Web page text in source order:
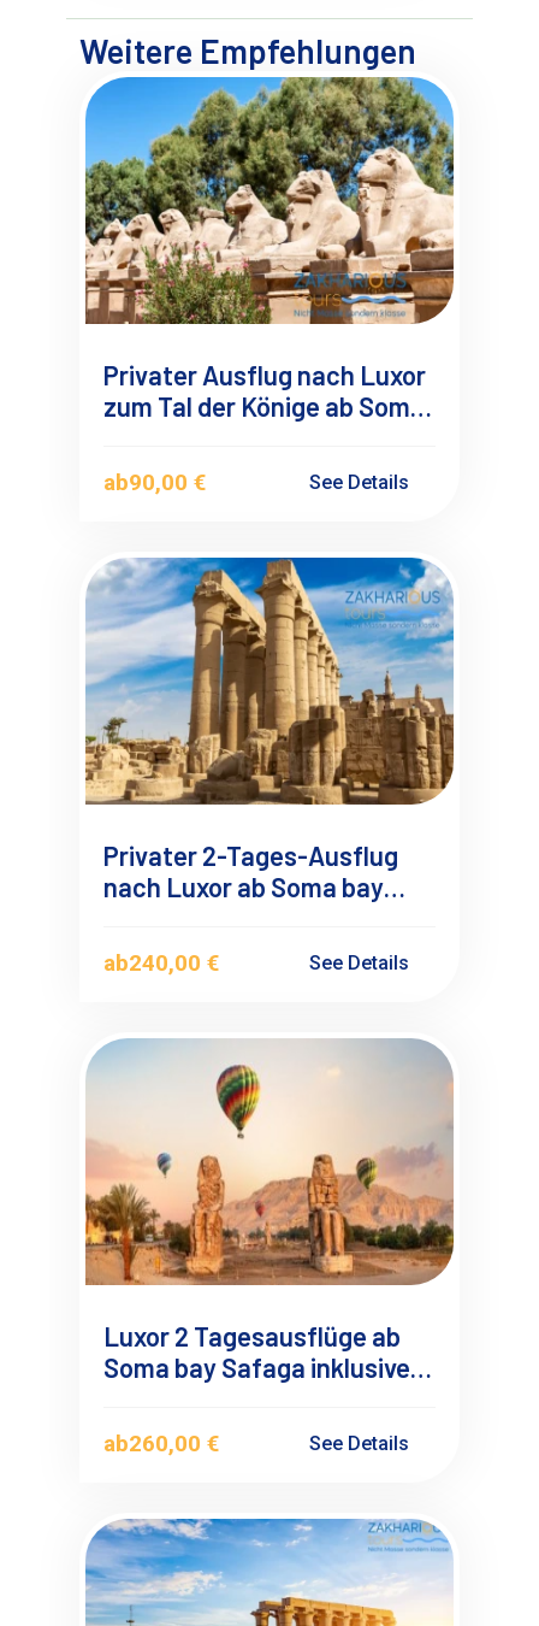
Weitere Empfehlungen
Privater Ausflug nach Luxor
zum Tal der Könige ab Soma
Deutschsprachigen
Reiseführer
ab90,00 € See Details
Privater 2-Tages-Ausflug
nach Luxor ab Soma bay
ab240,00 € See Details
Luxor 2 Tagesausflüge ab
Soma bay Safaga inklusive
ab260,00 € See Details